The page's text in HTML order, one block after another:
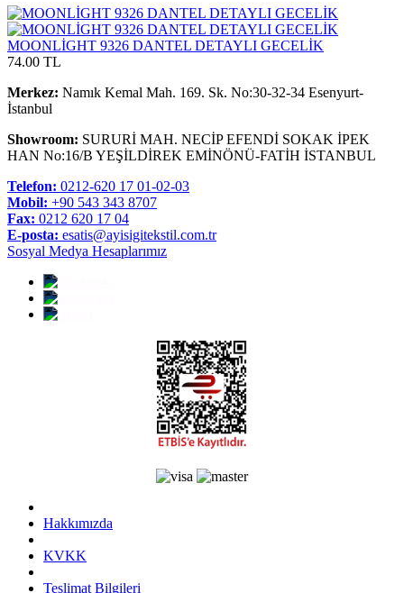
MOONLİGHT 9326 DANTEL DETAYLI GECELİK
74.00 TL
Merkez: Namık Kemal Mah. 169. Sk. No:30-32-34 Esenyurt-
İstanbul
Showroom: SURURİ MAH. NECİP EFENDİ SOKAK İPEK
HAN No:16/B YEŞİLDİREK EMİNÖNÜ-FATİH İSTANBUL
Telefon: 0212-620 17 01-02-03
Mobil: +90 543 343 8707
Fax: 0212 620 17 04
E-posta: esatis@ayisigitekstil.com.tr
Sosyal Medya Hesaplarımız
Hakkımızda
KVKK
Teslimat Bilgileri